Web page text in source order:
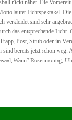
rückt näher. Die
lautet Lichtspektakel.
verkleidet sind sehr
das entsprechende Licht.
Post, Strub oder im
sind bereits jetzt schon weg.
Wann? Rosenmontag,